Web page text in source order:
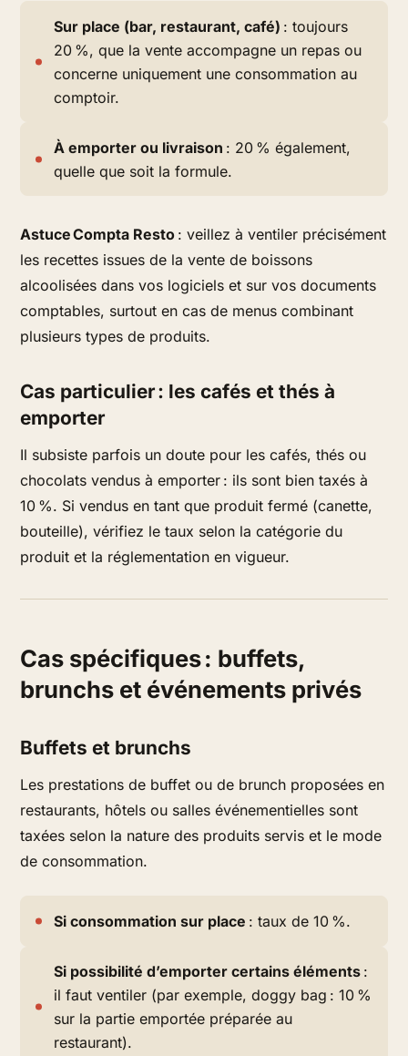
Sur place (bar, restaurant, café) : toujours
20 %, que la vente accompagne un repas ou
concerne uniquement une consommation au
comptoir.
À emporter ou livraison : 20 % également,
quelle que soit la formule.
Astuce Compta Resto : veillez à ventiler précisément
les recettes issues de la vente de boissons
alcoolisées dans vos logiciels et sur vos documents
comptables, surtout en cas de menus combinant
plusieurs types de produits.
Cas particulier : les cafés et thés à
emporter
Il subsiste parfois un doute pour les cafés, thés ou
chocolats vendus à emporter : ils sont bien taxés à
10 %. Si vendus en tant que produit fermé (canette,
bouteille), vérifiez le taux selon la catégorie du
produit et la réglementation en vigueur.
Cas spécifiques : buffets,
brunchs et événements privés
Buffets et brunchs
Les prestations de buffet ou de brunch proposées en
restaurants, hôtels ou salles événementielles sont
taxées selon la nature des produits servis et le mode
de consommation.
Si consommation sur place : taux de 10 %.
Si possibilité d’emporter certains éléments :
il faut ventiler (par exemple, doggy bag : 10 %
sur la partie emportée préparée au
restaurant).